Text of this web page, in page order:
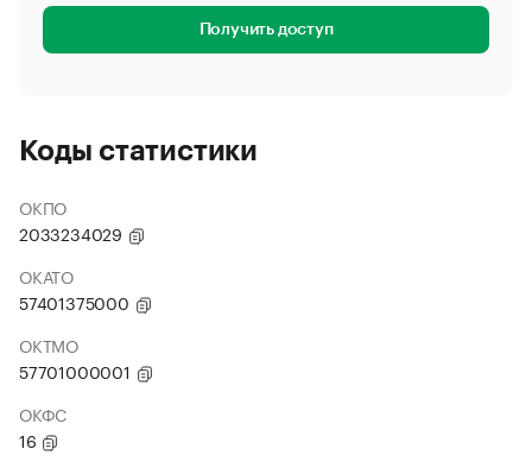
Получить доступ
Коды статистики
ОКПО
2033234029
ОКАТО
57401375000
ОКТМО
57701000001
ОКФС
16